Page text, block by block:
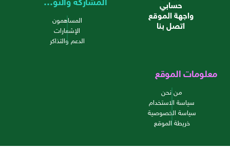
حسابي
واجهة الموقع
اتصل بنا
المساهمون
الإشعارات
الدعم والتذاكر
معلومات الموقع
من نحن
سياسة الاستخدام
سياسة الخصوصية
خريطة الموقع